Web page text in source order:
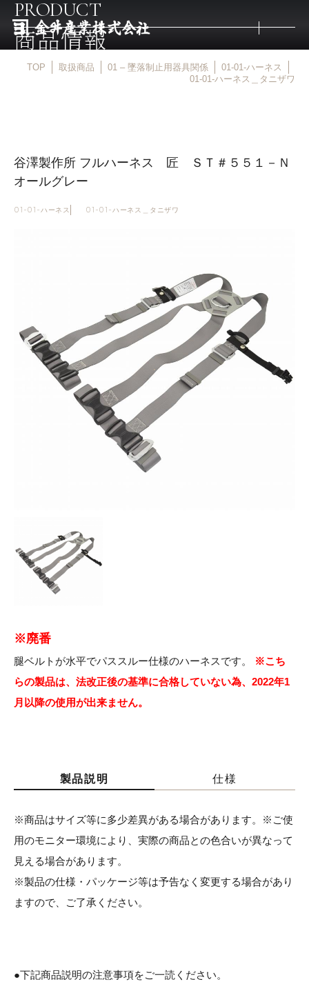
取扱メーカー
金井産業の強み
お知らせ
PRODUCT
商品情報
TOP 取扱商品 01 – 墜落制止用器具関係
01-01-ハーネス
01-01-ハーネス＿タニザワ
谷澤製作所 フルハーネス 匠 ＳＴ＃５５１－Ｎ
オールグレー
01-01-ハーネス 01-01-ハーネス＿タニザワ
※廃番
腿ベルトが水平でパススルー仕様のハーネスです。
※こち
らの製品は、法改正後の基準に合格していない為、2022年1
月以降の使用が出来ません。
製品説明 仕様
※商品はサイズ等に多少差異がある場合があります。※ご使
用のモニター環境により、実際の商品との色合いが異なって
見える場合があります。
※製品の仕様・パッケージ等は予告なく変更する場合があり
ますので、ご了承ください。
●下記商品説明の注意事項をご一読ください。